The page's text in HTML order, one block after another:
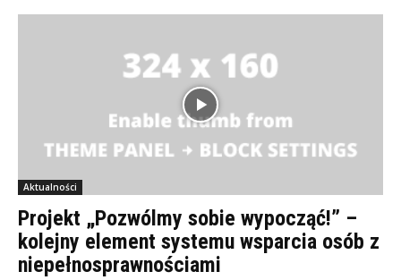
Aktualności
Projekt „Pozwólmy sobie wypocząć!” –
kolejny element systemu wsparcia osób z
niepełnosprawnościami